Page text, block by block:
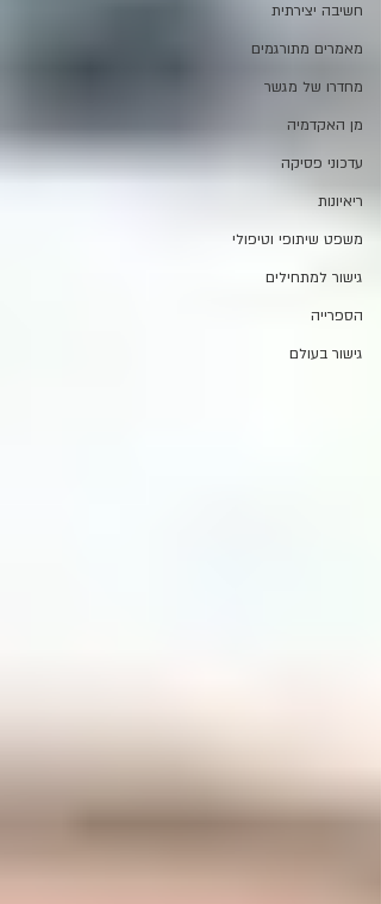
חשיבה יצירתית
מאמרים מתורגמים
מחדרו של מגשר
מן האקדמיה
עדכוני פסיקה
ריאיונות
משפט שיתופי וטיפולי
גישור למתחילים
הספרייה
גישור בעולם